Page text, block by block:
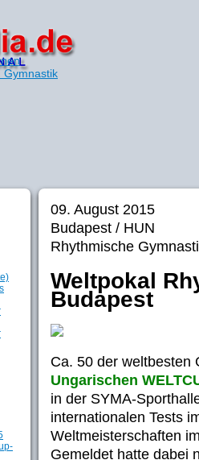
Gymnastik
09. August 2015
Budapest / HUN
Rhythmische
Weltpokal
Budapest
Ca. 50 der weltbesten
Ungarischen
in der SYMA-
internationalen Tests
Weltmeisterschaften
Gemeldet hatte dabei